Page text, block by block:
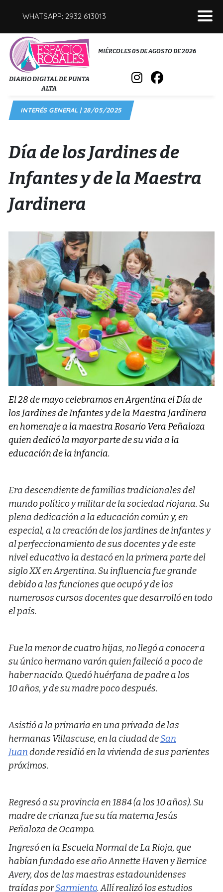
WHATSAPP: 2932 613013
POLICIALES
INTERÉS GENERAL
DEPORTES
DIARIO DIGITAL DE PUNTA
ALTA
MIÉRCOLES 05 DE AGOSTO DE 2026
INTERÉS GENERAL | 28/05/2025
Día de los Jardines de
Infantes y de la Maestra
Jardinera
El 28 de mayo celebramos en Argentina el Día de
los Jardines de Infantes y de la Maestra Jardinera
en homenaje a la maestra Rosario Vera Peñaloza
quien dedicó la mayor parte de su vida a la
educación de la infancia.
Era descendiente de familias tradicionales del
mundo político y militar de la sociedad riojana. Su
plena dedicación a la educación común y, en
especial, a la creación de los jardines de infantes y
al perfeccionamiento de sus docentes y de este
nivel educativo la destacó en la primera parte del
siglo XX en Argentina. Su influencia fue grande
debido a las funciones que ocupó y de los
numerosos cursos docentes que desarrolló en todo
el país.
Fue la menor de cuatro hijas, no llegó a conocer a
su único hermano varón quien falleció a poco de
haber nacido. Quedó huérfana de padre a los
10 años, y de su madre poco después.
Asistió a la primaria en una privada de las
hermanas Villascuse, en la ciudad deSan
Juandonde residió en la vivienda de sus parientes
próximos.
Regresó a su provincia en 1884 (a los 10 años). Su
madre de crianza fue su tía materna Jesús
Peñaloza de Ocampo.​
Ingresó en la Escuela Normal de La Rioja, que
habían fundado ese año Annette Haven y Bernice
Avery,​ dos de las maestras estadounidenses
traídas porSarmiento. Allí realizó los estudios